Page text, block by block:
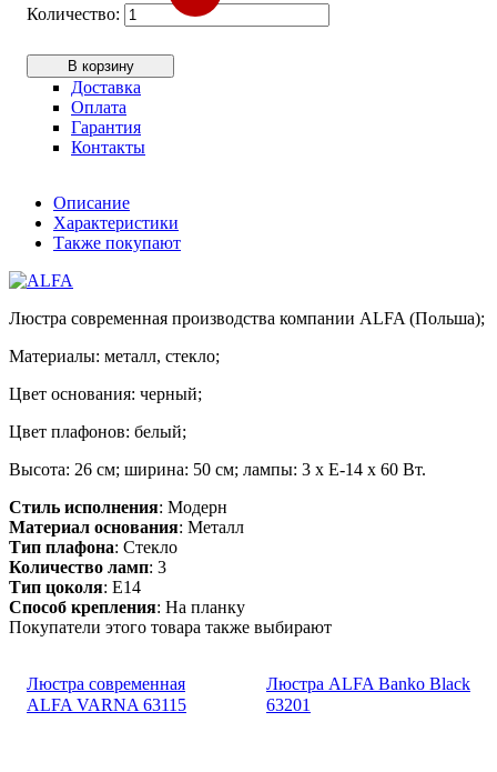
В корзину
Доставка
Оплата
Гарантия
Контакты
Описание
Характеристики
Также покупают
Люстра современная производства компании ALFA (Польша);
Материалы: металл, стекло;
Цвет основания: черный;
Цвет плафонов: белый;
Высота: 26 см; ширина: 50 см; лампы: 3 х Е-14 х 60 Вт.
Стиль исполнения: Модерн
Материал основания: Металл
Тип плафона: Стекло
Количество ламп: 3
Тип цоколя: E14
Способ крепления: На планку
Покупатели этого товара также выбирают
Люстра современная
ALFA VARNA 63115
Люстра ALFA Banko Black
63201